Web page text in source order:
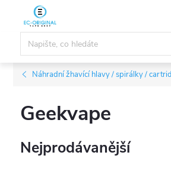
obsah
Náhradní žhavící hlavy / spirálky /
Geekvape
Nejprodávanější